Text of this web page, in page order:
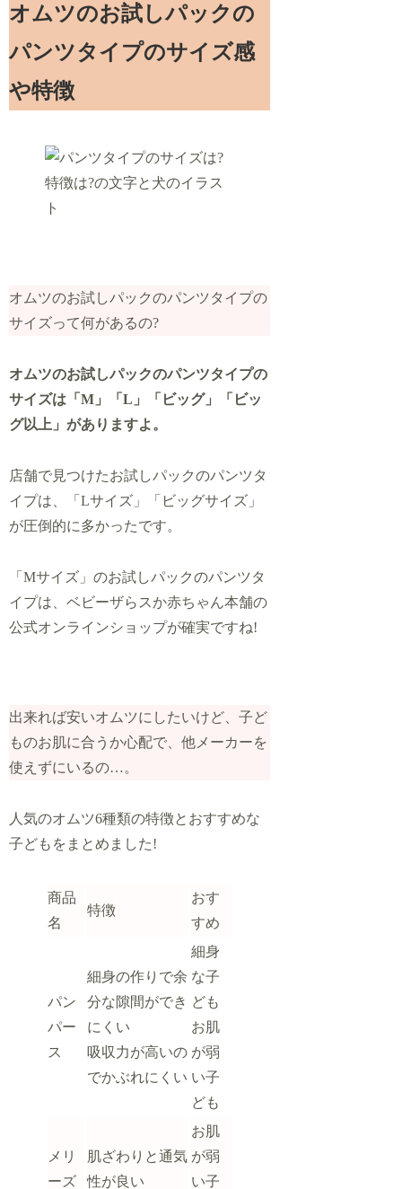
オムツのお試しパックの
パンツタイプのサイズ感
や特徴
オムツのお試しパックのパンツタイプの
サイズって何があるの?
オムツのお試しパックのパンツタイプの
サイズは「M」「L」「ビッグ」「ビッ
グ以上」がありますよ。
店舗で見つけたお試しパックのパンツタ
イプは、「Lサイズ」「ビッグサイズ」
が圧倒的に多かったです。
「Mサイズ」のお試しパックのパンツタ
イプは、ベビーザらスか赤ちゃん本舗の
公式オンラインショップが確実ですね!
出来れば安いオムツにしたいけど、子ど
ものお肌に合うか心配で、他メーカーを
使えずにいるの…。
人気のオムツ6種類の特徴とおすすめな
子どもをまとめました!
商品
名
特徴
おす
すめ
パン
パー
ス
細身の作りで余
分な隙間ができ
にくい
吸収力が高いの
でかぶれにくい
細身
な子
ども
お肌
が弱
い子
ども
メリ
ーズ
肌ざわりと通気
性が良い
お肌
が弱
い子